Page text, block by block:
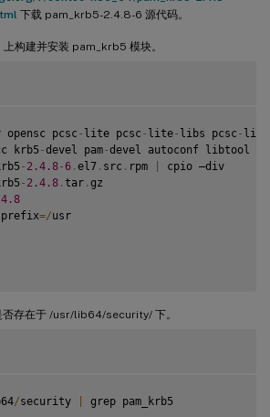
下载 pam_krb5-2.4.8-6 源代码。
构建并安装 pam_krb5 模块。
opensc pcsc - lite pcsc - lite- libs pcsc - lite
krb5 -devel pam-devel autoconf libtool
- 2.4 .8-6 . el7 . src . rpm
cpio –div
- 2.4 .8 . tar . gz
.8
prefix=/usr
存在于 /usr/lib64/security/ 下。
/security grep pam_krb5